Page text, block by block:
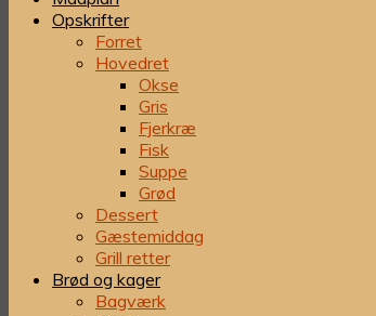
Opskrifter
Forret
Hovedret
Okse
Gris
Fjerkræ
Fisk
Suppe
Grød
Dessert
Gæstemiddag
Grill retter
Brød og kager
Bagværk